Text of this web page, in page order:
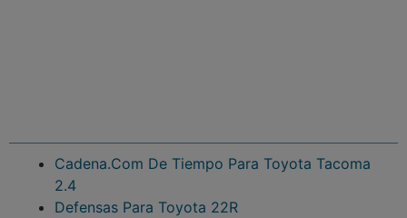
Cadena.Com De Tiempo Para Toyota Tacoma
2.4
Defensas Para Toyota 22R